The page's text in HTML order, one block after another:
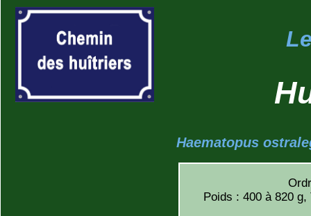
Haematopus
Poids : 400 à 820